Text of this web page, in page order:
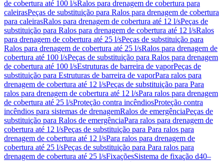
de cobertura até 100 l/sRalos para drenagem de cobertura para
caleirasPeças de substituição para Ralos para drenagem de cobertura
para caleirasRalos para drenagem de cobertura até 12 l/sPeças de
substituição para Ralos para drenagem de cobertura até 12 l/sRalos
para drenagem de cobertura até 25 l/sPeças de substituição para
Ralos para drenagem de cobertura até 25 l/sRalos para drenagem de
cobertura até 100 l/sPeças de substituição para Ralos para drenagem
de cobertura até 100 l/sEstruturas de barreira de vaporPeças de
substituição para Estruturas de barreira de vaporPara ralos para
drenagem de cobertura até 12 l/sPeças de substituição para Para
ralos para drenagem de cobertura até 12 l/sPara ralos para drenagem
de cobertura até 25 l/sProteção contra incêndiosProteção contra
incêndios para sistemas de drenagemRalos de emergênciaPeças de
substituição para Ralos de emergênciaPara ralos para drenagem de
cobertura até 12 l/sPeças de substituição para Para ralos para
drenagem de cobertura até 12 l/sPara ralos para drenagem de
cobertura até 25 l/sPeças de substituição para Para ralos para
drenagem de cobertura até 25 l/sFixaçõesSistema de fixação d40–